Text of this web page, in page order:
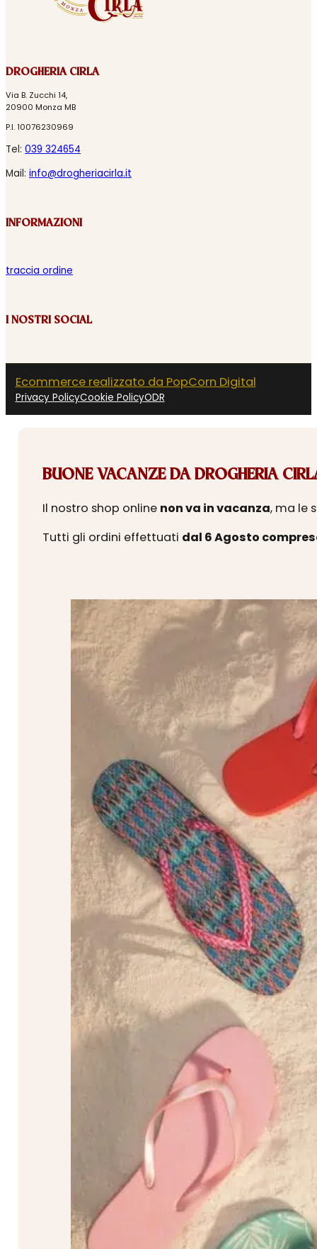
DROGHERIA CIRLA
Via B. Zucchi 14,
20900 Monza MB
P.I. 10076230969
Tel: 039 324654
Mail: info@drogheriacirla.it
INFORMAZIONI
traccia ordine
I NOSTRI SOCIAL
Ecommerce realizzato da PopCorn Digital
Privacy PolicyCookie PolicyODR
BUONE VACANZE DA DROGHERIA
Il nostro shop online non va in vacanza, ma le
Tutti gli ordini effettuati dal 6 Agosto